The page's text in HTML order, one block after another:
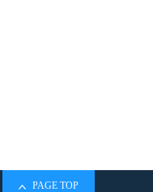
PAGE TOP